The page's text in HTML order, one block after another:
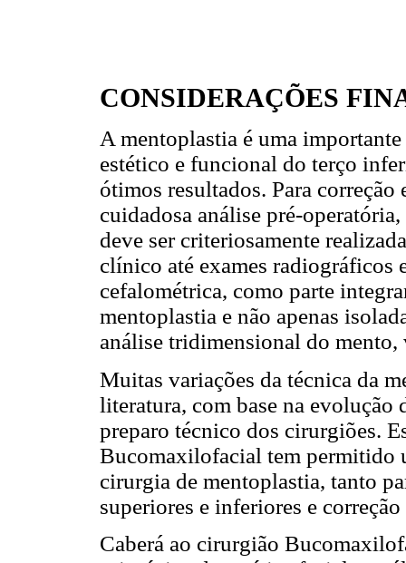
CONSIDERAÇÕES
A mentoplastia é uma
estético e funcional do terço
ótimos resultados. Para
cuidadosa análise pré-
deve ser criteriosamente
clínico até exames radiográficos
cefalométrica, como parte
mentoplastia e não apenas
análise tridimensional do
Muitas variações da técnica da
literatura, com base na evolução
preparo técnico dos cirurgiões.
Bucomaxilofacial tem permitido
cirurgia de mentoplastia, tanto
superiores e inferiores e
Caberá ao cirurgião